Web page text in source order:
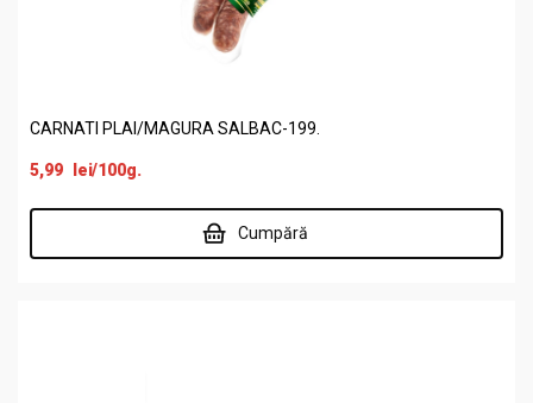
CARNATI PLAI/MAGURA SALBAC-199.
5,99 lei/100g.
Cumpără